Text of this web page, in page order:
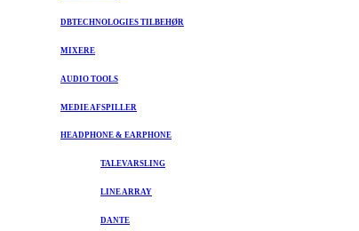
DBTECHNOLOGIES TILBEHØR
MIXERE
AUDIO TOOLS
MEDIE AFSPILLER
HEADPHONE & EARPHONE
TALEVARSLING
LINE ARRAY
DANTE